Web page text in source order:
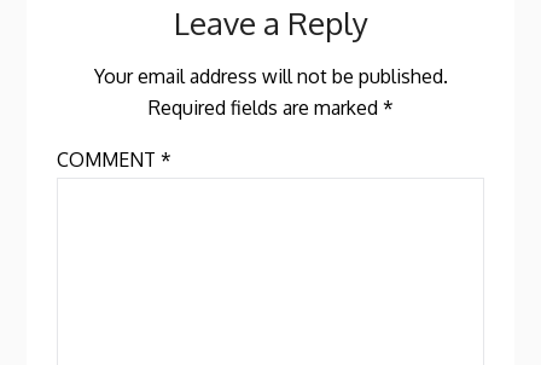
Leave a Reply
Your email address will not be published.
Required fields are marked *
COMMENT*